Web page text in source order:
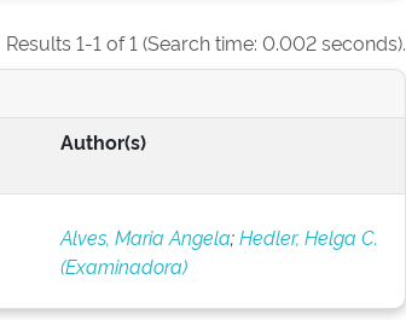
Results 1-1 of 1 (Search time: 0.002 seconds).
Author(s)
Alves, Maria Angela;Hedler, Helga C.
(Examinadora)